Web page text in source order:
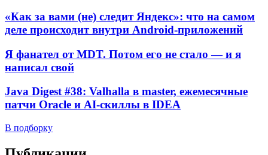
«Как за вами (не) следит Яндекс»: что на самом
деле происходит внутри Android-приложений
Я фанател от MDT. Потом его не стало — и я
написал свой
Java Digest #38: Valhalla в master, ежемесячные
патчи Oracle и AI-скиллы в IDEA
В подборку